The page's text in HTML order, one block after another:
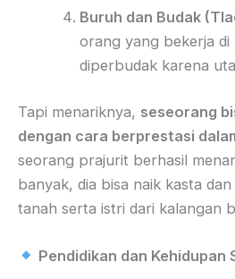
Buruh dan Budak
orang yang bekerja
diperbudak karena
Tapi menariknya, seseorang
dengan cara berprestasi
seorang prajurit berhasil
banyak, dia bisa naik kasta
tanah serta istri dari kalangan
Pendidikan dan Kehidupan